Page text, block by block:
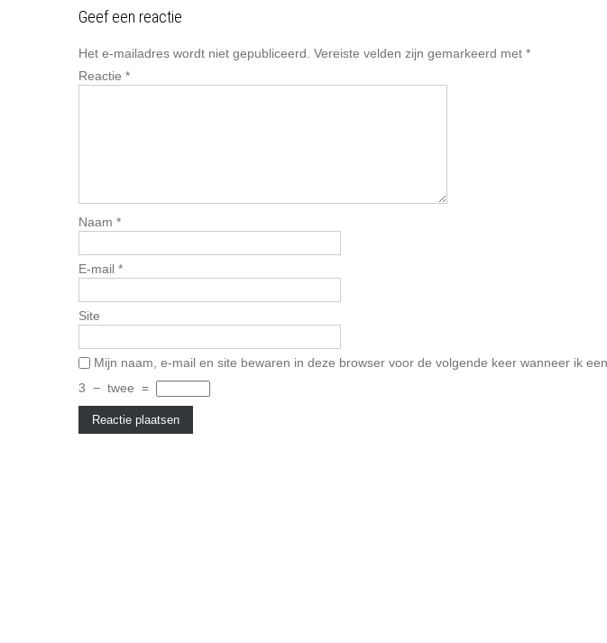
Geef een reactie
Het e-mailadres wordt niet gepubliceerd. Vereiste velden zijn gemarkeerd met *
Reactie *
Naam *
E-mail *
Site
Mijn naam, e-mail en site bewaren in deze browser voor de volgende keer wanneer ik
3 − twee =